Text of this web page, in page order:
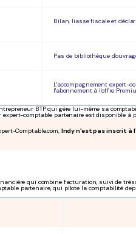
Bilan, liasse fiscale et
Pas de bibliothèque
L'accompagnement expert-
l'abonnement à l'offre
BTP qui gère lui-même sa
expert-comptable partenaire est disponible
Comptable.com, Indy n'est pas inscrit à
qui combine facturation, suivi de
partenaire, qui pilote la comptabilité